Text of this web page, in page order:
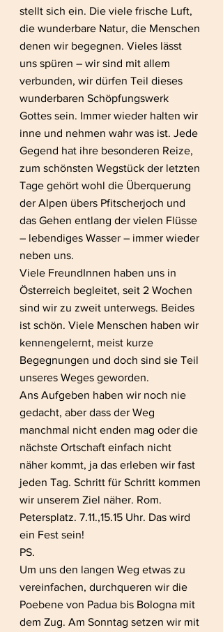
stellt sich ein. Die viele frische Luft,
die wunderbare Natur, die Menschen
denen wir begegnen. Vieles lässt
uns spüren – wir sind mit allem
verbunden, wir dürfen Teil dieses
wunderbaren Schöpfungswerk
Gottes sein. Immer wieder halten wir
inne und nehmen wahr was ist. Jede
Gegend hat ihre besonderen Reize,
zum schönsten Wegstück der letzten
Tage gehört wohl die Überquerung
der Alpen übers Pfitscherjoch und
das Gehen entlang der vielen Flüsse
– lebendiges Wasser – immer wieder
neben uns.
Viele FreundInnen haben uns in
Österreich begleitet, seit 2 Wochen
sind wir zu zweit unterwegs. Beides
ist schön. Viele Menschen haben wir
kennengelernt, meist kurze
Begegnungen und doch sind sie Teil
unseres Weges geworden.
Ans Aufgeben haben wir noch nie
gedacht, aber dass der Weg
manchmal nicht enden mag oder die
nächste Ortschaft einfach nicht
näher kommt, ja das erleben wir fast
jeden Tag. Schritt für Schritt kommen
wir unserem Ziel näher. Rom.
Petersplatz. 7.11.,15.15 Uhr. Das wird
ein Fest sein!
PS.
Um uns den langen Weg etwas zu
vereinfachen, durchqueren wir die
Poebene von Padua bis Bologna mit
dem Zug. Am Sonntag setzen wir mit